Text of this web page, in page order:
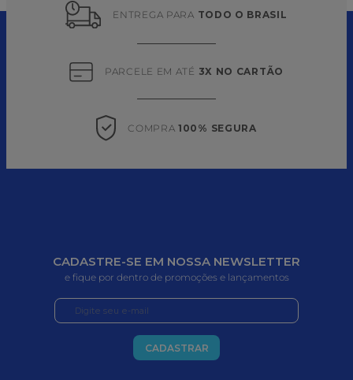
ENTREGA PARA TODO O BRASIL
PARCELE EM ATÉ 3X NO CARTÃO
COMPRA 100% SEGURA
CADASTRE-SE EM NOSSA NEWSLETTER
e fique por dentro de promoções e lançamentos
CADASTRAR